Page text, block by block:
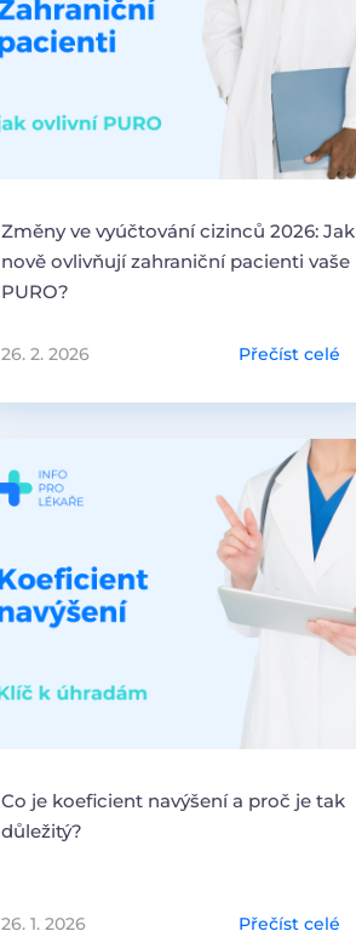
Změny ve vyúčtování cizinců 2026: Jak
nově ovlivňují zahraniční pacienti vaše
PURO?
26. 2. 2026 Přečíst celé
Co je koeficient navýšení a proč je tak
důležitý?
26. 1. 2026 Přečíst celé